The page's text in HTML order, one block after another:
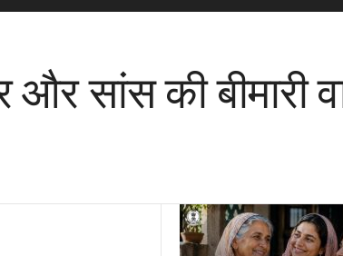
और सांस की बीमारी